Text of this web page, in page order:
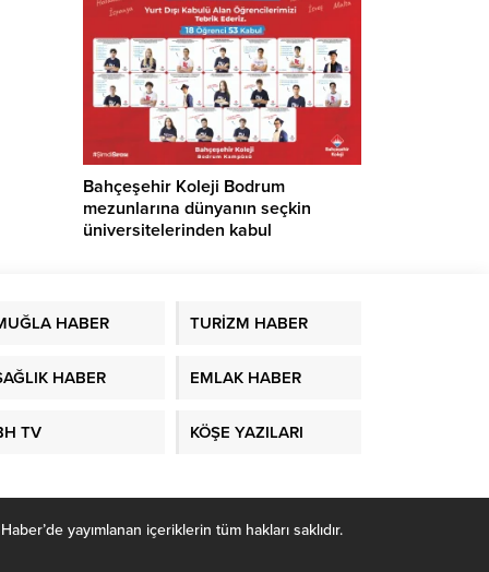
Bahçeşehir Koleji Bodrum
mezunlarına dünyanın seçkin
üniversitelerinden kabul
HABER TURİZM HABER
HABER EMLAK HABER
TV KÖŞE YAZILARI
yayımlanan içeriklerin tüm hakları saklıdır.